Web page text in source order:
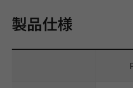
製品仕様